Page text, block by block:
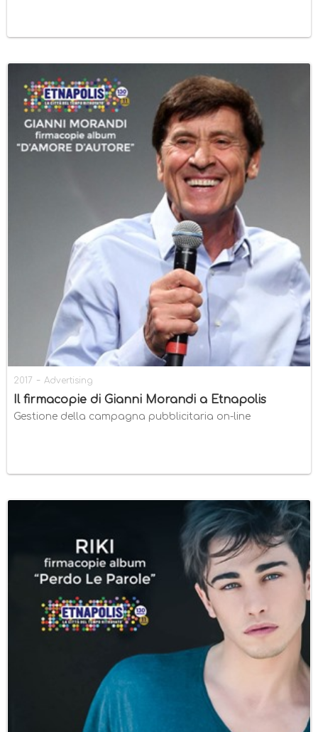
2017 - Advertising
Il firmacopie di Gianni Morandi a Etnapolis
Gestione della campagna pubblicitaria on-line